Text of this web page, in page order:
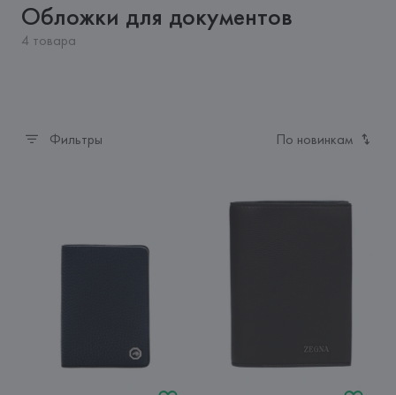
Обложки для документов
4 товара
Фильтры По новинкам